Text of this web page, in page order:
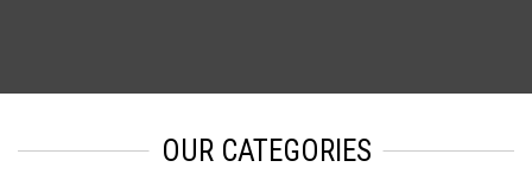
OUR CATEGORIES